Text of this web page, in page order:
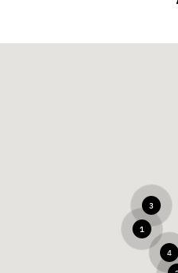
1
3
4